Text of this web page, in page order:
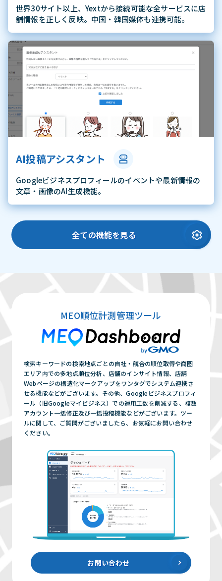
世界30サイト以上、Yextから接続可能な全サービスに店
舗情報を正しく反映。中国・韓国媒体も連携可能。
AI投稿アシスタント
Googleビジネスプロフィールのイベントや最新情報の
文章・画像のAI生成機能。
全ての機能を見る
MEO順位計測管理ツール
検索キーワードの検索地点ごとの自社・競合の順位取得や商圏
エリア内での多地点順位分析、店舗のインサイト情報、店舗
Webページの構造化マークアップをワンタグでシステム連携さ
せる機能などがございます。その他、Googleビジネスプロフィ
ール（旧Googleマイビジネス）での運用工数を削減する、複数
アカウント一括修正及び一括投稿機能などがございます。ツー
ルに関して、ご質問がございましたら、お気軽にお問い合わせ
ください。
お問い合わせ